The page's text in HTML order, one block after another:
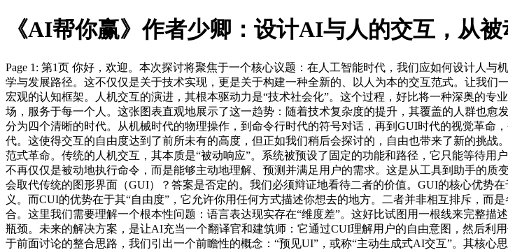
《AI帮你赢》作者少卿：设计AI与人的交互，从
Page 1: 第1页 你好，欢迎。本次探讨将聚焦于一个核心议题：在人工智能时代，我们应如何设计人
学与发展路径。这不仅仅是关于技术实现，更是关于构建一种全新的、以人为本的交互范式。让我们
宏观的认知框架。人机交互的演进，其根本驱动力是“技术社会化”。这个过程，好比将一种深奥的
场，服务于每一个人。这张图表直观地展示了这一趋势：随着技术复杂度的提升，其覆盖的人群也愈
分为四个清晰的时代。从机械时代的物理操作，到命令行时代的符号对话，再到GUI时代的视觉革
代。这使得交互的自由度达到了前所未有的高度，但正如我们稍后会探讨的，自由也带来了新的挑战
范式革命。传统的人机交互，其本质是“被动响应”。系统被预设了固定的功能和路径，它只能等待
不再仅仅是被动地执行命令，而是能够主动地理解、预测并满足用户的需求。这是从工具到助手的质
会取代传统的图形界面（GUI）？答案是否定的。我们必须辩证地看待二者的价值。GUI的核心优势
义。而CUI的优势在于其“自由度”，它允许你用任何方式描述你想去的地方。二者并非相互排斥，而
合。这里我们需要理解一个根本性问题：语言表达现实存在“维度差”。这好比试图用一根线来完整
瓶颈。未来的解决方案，是让AI充当一个翻译官和建筑师：它通过CUI理解用户的自由意图，然后利
于前面讨论的整合思路，我们引出一个前瞻性的概念：“预见UI”，或称“主动生成式AI交互”。其核